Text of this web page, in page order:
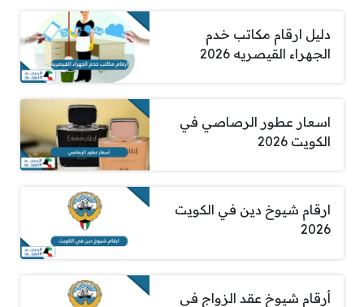
دليل ارقام مكاتب خدم
الجهراء القيصريه 2026
اسعار عطور الرصاصي في
الكويت 2026
ارقام شيوخ دين في الكويت
2026
أرقام شيوخ عقد الزواج في